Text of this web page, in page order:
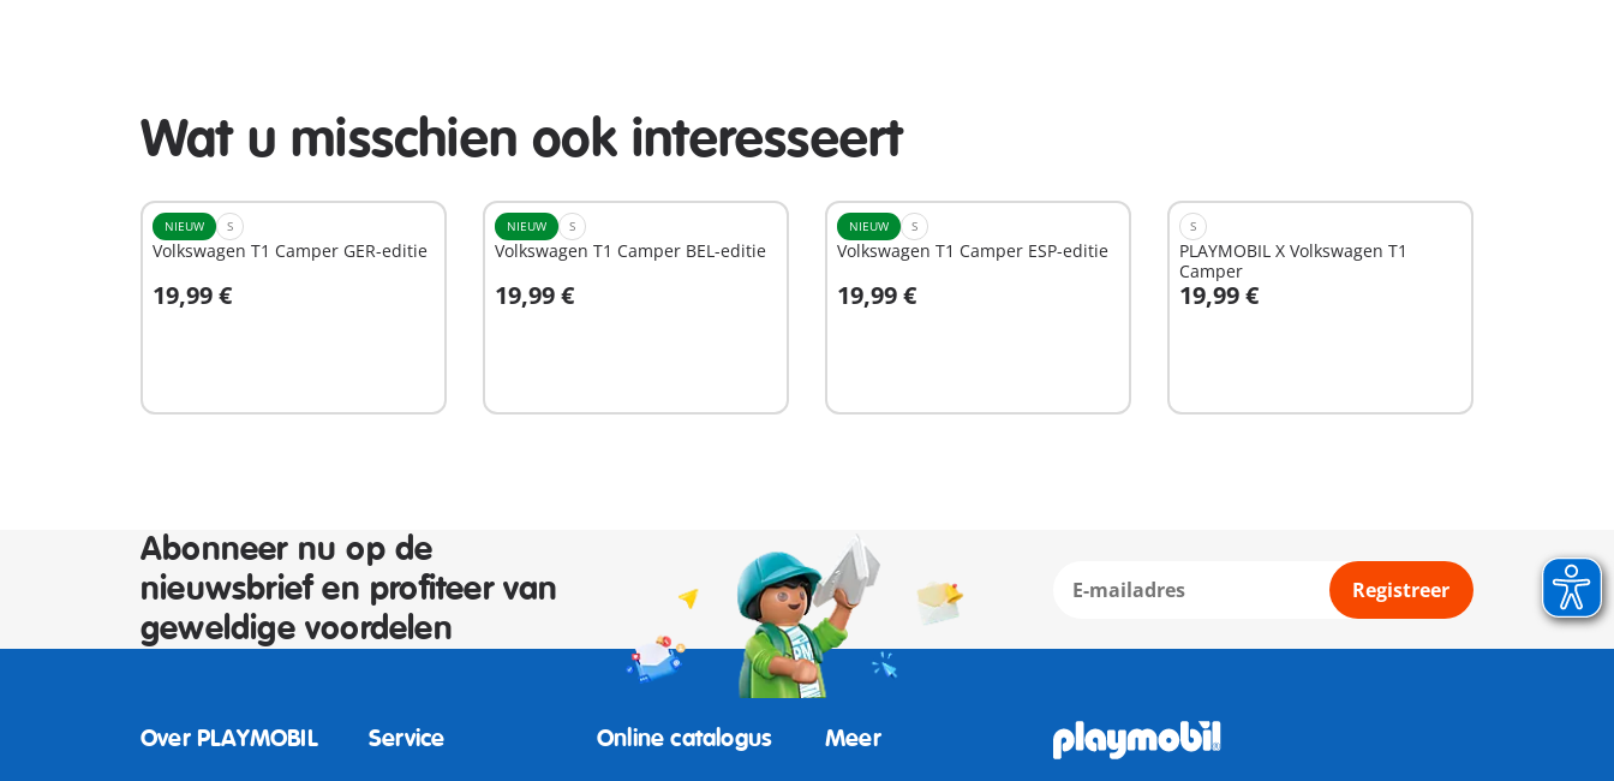
Wat u misschien ook interesseert
NIEUW S
Volkswagen T1 Camper GER-editie
19,99 €
In winkelwagen
NIEUW S
Volkswagen T1 Camper BEL-editie
19,99 €
In winkelwagen
NIEUW S
Volkswagen T1 Camper ESP-editie
19,99 €
In winkelwagen
S
PLAYMOBIL X Volkswagen T1
Camper
19,99 €
In winkelwagen
Abonneer nu op de
nieuwsbrief en profiteer van
geweldige voordelen
Registreer
Over PLAYMOBIL Service Online catalogus Meer